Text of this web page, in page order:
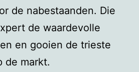
de nabestaanden. Die
de waardevolle
en gooien de trieste
de markt.